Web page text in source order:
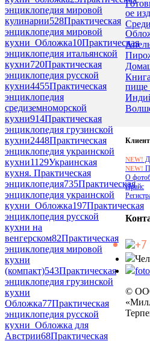
энциклопедия мировой
кулинарии528Практическая
энциклопедия мировой
кухни_Обложка10Практическая
энциклопедия итальянской
кухни720Практическая
энциклопедия русской
кухни4455Практическая
энциклопедия
средиземноморской
кухни914Практическая
энциклопедия грузинской
кухни2448Практическая
энциклопедия украинской
кухни1129Украинская
кухня. Практическая
энциклопедия735Практическая
энциклопедия украинской
кухни_Обложка197Практическая
энциклопедия русской
кухни на
венгерском82Практическая
энциклопедия мировой
кухни
(компакт)543Практическая
энциклопедия грузинской
кухни
Обложка77Практическая
энциклопедия русской
кухни_Обложка для
Австрии68Практическая
ое
NEW!
NEW!
О
Прайс
©